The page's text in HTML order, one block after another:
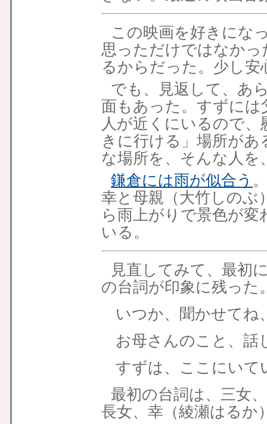
この映画を好きにな
思っただけではなか
るからだった。少し安
でも、見返して、あ
面もあった。すずに
人が近くにいるので
きに行ける」場所が
な場所を、そんな人を
鎌倉には雨が似合う
幸と母親（大竹しのぶ
ら雨上がりで景色が
いる。
見直してみて、最初
の台詞が印象に残った
いつか、聞かせてね
お母さんのこと、話
すずは、ここにいて
最初の台詞は、三女
長女、幸（綾瀬はるか